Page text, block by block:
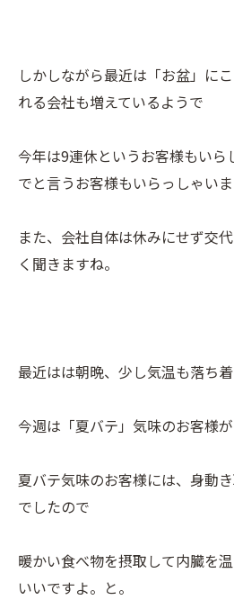
しかしながら最近は「お盆」に
れる会社も増えているようで
今年は9連休というお客様もいら
でと言うお客様もいらっしゃいま
また、会社自体は休みにせず交
く聞きますね。
最近はは朝晩、少し気温も落ち
今週は「夏バテ」気味のお客様
夏バテ気味のお客様には、身動
でしたので
暖かい食べ物を摂取して内臓を
いいですよ。と。